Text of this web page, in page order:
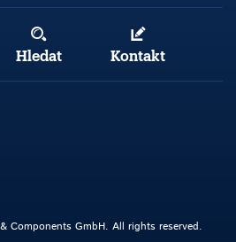
Hledat Kontakt
Components GmbH. All rights reserved.